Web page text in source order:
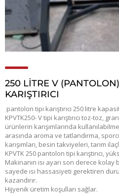
250 LITRE V
KARIŞTIRICI
pantolon tipi karıştırıcı 250 litre
KPVTK250- V tipi karıştırıcı toz-toz,
ürünlerin karışımlarında
arasında aroma ve tatlandırma,
karışımları, besin takviyeleri, tarım
KPVTK 250 pantolon tipi karıştırıcı,
Makinanın ısı ayarı son derece
sayede ısı hassasiyeti gerektiren
kazandırır.
Hijyenik üretim koşulları sağlar.